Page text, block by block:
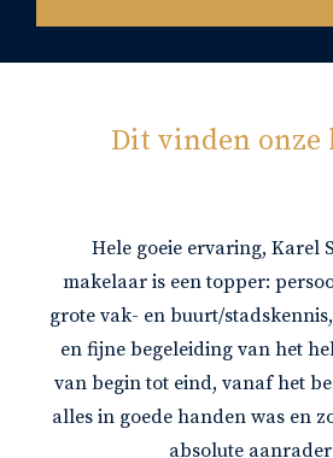
Dit vinden onze
Hele goeie ervaring, Karel
makelaar is een topper:
grote vak- en buurt/
en fijne begeleiding van het
van begin tot eind, vanaf het
alles in goede handen was en
absolute